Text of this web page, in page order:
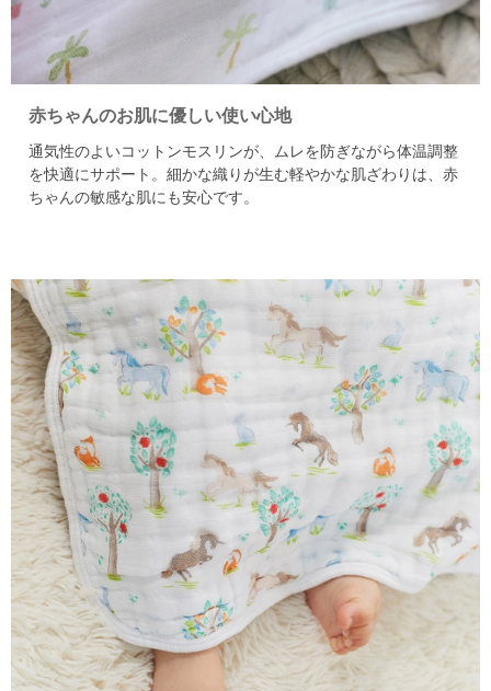
赤ちゃんのお肌に優しい使い心地
通気性のよいコットンモスリンが、ムレを防ぎながら体温調整
を快適にサポート。 細かな織りが生む軽やかな肌ざわりは、赤
ちゃんの敏感な肌にも安心です。